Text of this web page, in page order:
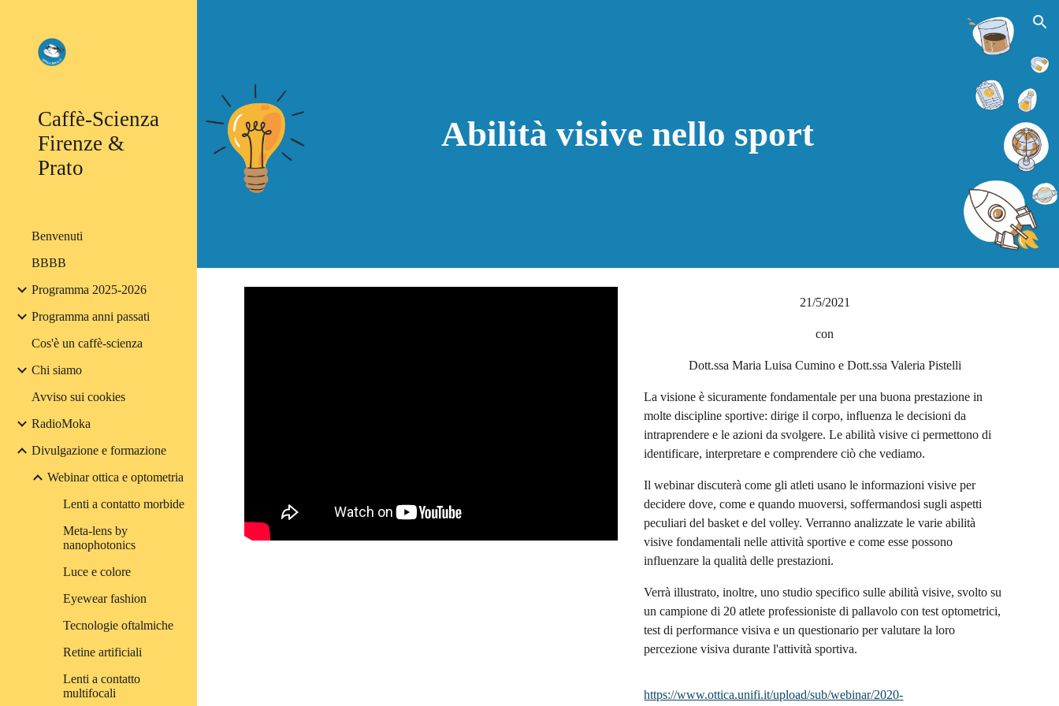
Caffè-Scienza
Firenze &
Prato
Benvenuti
BBBB
Programma 2025-2026
Programma anni passati
Cos'è un caffè-scienza
Chi siamo
Avviso sui cookies
RadioMoka
Divulgazione e formazione
Webinar ottica e optometria
Lenti a contatto morbide
Meta-lens by
nanophotonics
Luce e colore
Eyewear fashion
Tecnologie oftalmiche
Retine artificiali
Lenti a contatto
multifocali
Abilità visive nello sport
21/5/2021
con
Dott.ssa Maria Luisa Cumino e Dott.ssa Valeria Pistelli
La visione è sicuramente fondamentale per una buona prestazione in
molte discipline sportive: dirige il corpo, influenza le decisioni da
intraprendere e le azioni da svolgere. Le abilità visive ci permettono di
identificare, interpretare e comprendere ciò che vediamo.
Il webinar discuterà come gli atleti usano le informazioni visive per
decidere dove, come e quando muoversi, soffermandosi sugli aspetti
peculiari del basket e del volley. Verranno analizzate le varie abilità
visive fondamentali nelle attività sportive e come esse possono
influenzare la qualità delle prestazioni.
Verrà illustrato, inoltre, uno studio specifico sulle abilità visive, svolto su
un campione di 20 atlete professioniste di pallavolo con test optometrici,
test di performance visiva e un questionario per valutare la loro
percezione visiva durante l'attività sportiva.
https://www.ottica.unifi.it/upload/sub/webinar/2020-